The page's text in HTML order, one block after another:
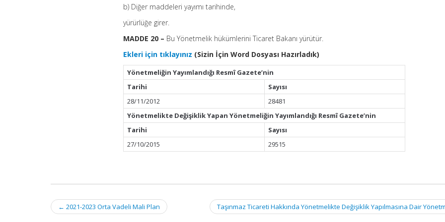
b) Diğer maddeleri yayımı tarihinde,
yürürlüğe girer.
MADDE 20 – Bu Yönetmelik hükümlerini Ticaret Bakanı yürütür.
Ekleri için tıklayınız (Sizin İçin Word Dosyası Hazırladık)
Yönetmeliğin Yayımlandığı Resmî Gazete’nin
Tarihi
Sayısı
28/11/2012
28481
Yönetmelikte Değişiklik Yapan Yönetmeliğin Yayımlandığı Resmî Gazete’nin
Tarihi
Sayısı
27/10/2015
29515
Post
navigation
← 2021-2023 Orta Vadeli Mali Plan Taşınmaz Ticareti Hakkında Yönetmelikte Değişiklik Yapılmasına Dair